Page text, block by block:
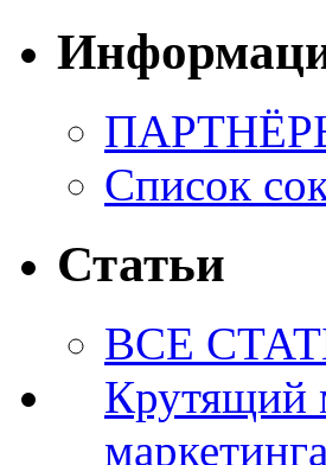
Список
Статьи
ВСЕ
Крутящий
маркетинга